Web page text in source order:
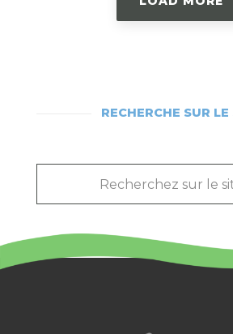
RECHERCHE SUR LE
LE
SITE